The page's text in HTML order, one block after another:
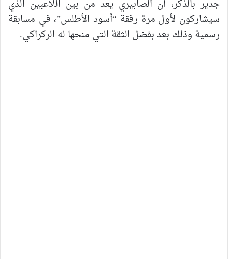
جدير بالذكر، أن الصابيري يعد من بين اللاعبين الذي
سيشاركون لأول مرة رفقة “أسود الأطلس”، في مسابقة
رسمية وذلك بعد بفضل الثقة التي منحها له الركراكي.